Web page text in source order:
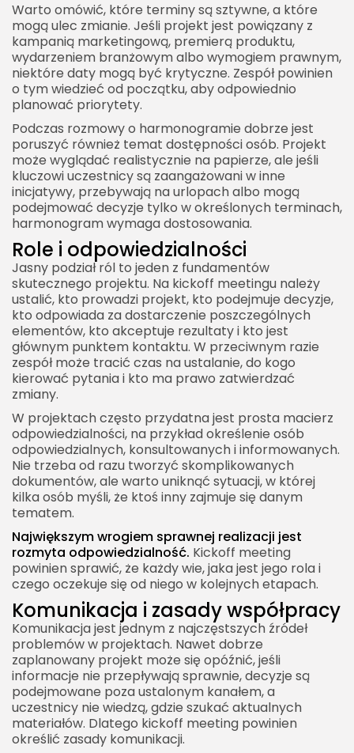
Warto omówić, które terminy są sztywne, a które
mogą ulec zmianie. Jeśli projekt jest powiązany z
kampanią marketingową, premierą produktu,
wydarzeniem branżowym albo wymogiem prawnym,
niektóre daty mogą być krytyczne. Zespół powinien
o tym wiedzieć od początku, aby odpowiednio
planować priorytety.
Podczas rozmowy o harmonogramie dobrze jest
poruszyć również temat dostępności osób. Projekt
może wyglądać realistycznie na papierze, ale jeśli
kluczowi uczestnicy są zaangażowani w inne
inicjatywy, przebywają na urlopach albo mogą
podejmować decyzje tylko w określonych terminach,
harmonogram wymaga dostosowania.
Role i odpowiedzialności
Jasny podział ról to jeden z fundamentów
skutecznego projektu. Na kickoff meetingu należy
ustalić, kto prowadzi projekt, kto podejmuje decyzje,
kto odpowiada za dostarczenie poszczególnych
elementów, kto akceptuje rezultaty i kto jest
głównym punktem kontaktu. W przeciwnym razie
zespół może tracić czas na ustalanie, do kogo
kierować pytania i kto ma prawo zatwierdzać
zmiany.
W projektach często przydatna jest prosta macierz
odpowiedzialności, na przykład określenie osób
odpowiedzialnych, konsultowanych i informowanych.
Nie trzeba od razu tworzyć skomplikowanych
dokumentów, ale warto uniknąć sytuacji, w której
kilka osób myśli, że ktoś inny zajmuje się danym
tematem.
Największym wrogiem sprawnej realizacji jest
rozmyta odpowiedzialność. Kickoff meeting
powinien sprawić, że każdy wie, jaka jest jego rola i
czego oczekuje się od niego w kolejnych etapach.
Komunikacja i zasady współpracy
Komunikacja jest jednym z najczęstszych źródeł
problemów w projektach. Nawet dobrze
zaplanowany projekt może się opóźnić, jeśli
informacje nie przepływają sprawnie, decyzje są
podejmowane poza ustalonym kanałem, a
uczestnicy nie wiedzą, gdzie szukać aktualnych
materiałów. Dlatego kickoff meeting powinien
określić zasady komunikacji.